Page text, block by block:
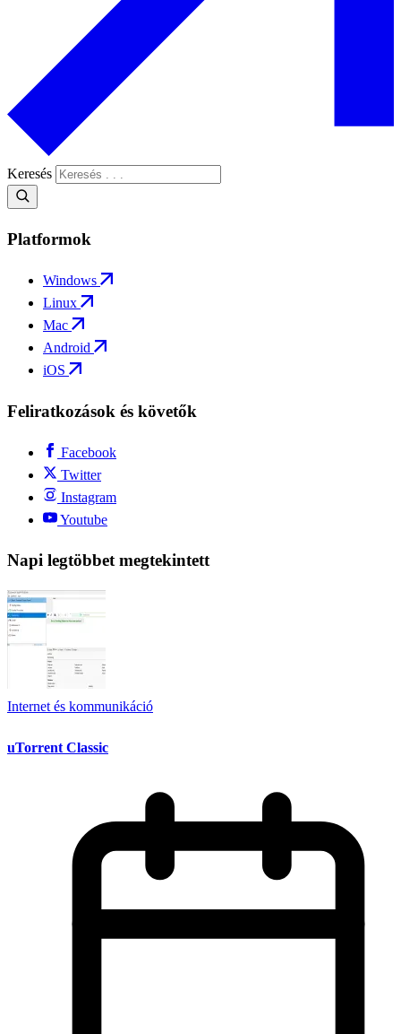
Keresés
Platformok
Windows
Linux
Mac
Android
iOS
Feliratkozások és követők
Facebook
Twitter
Instagram
Youtube
Napi legtöbbet megtekintett
Internet és kommunikáció
uTorrent Classic